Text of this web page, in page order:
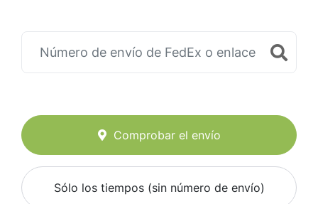
Comprobar el envío
Sólo los tiempos (sin número de envío)